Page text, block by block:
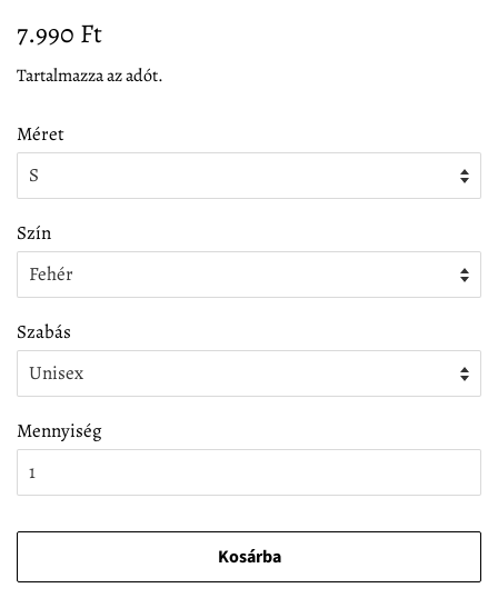
Normál
7.990 Ft
Tartalmazza az adót.
Méret
Szín
Szabás
Mennyiség
Kosárba